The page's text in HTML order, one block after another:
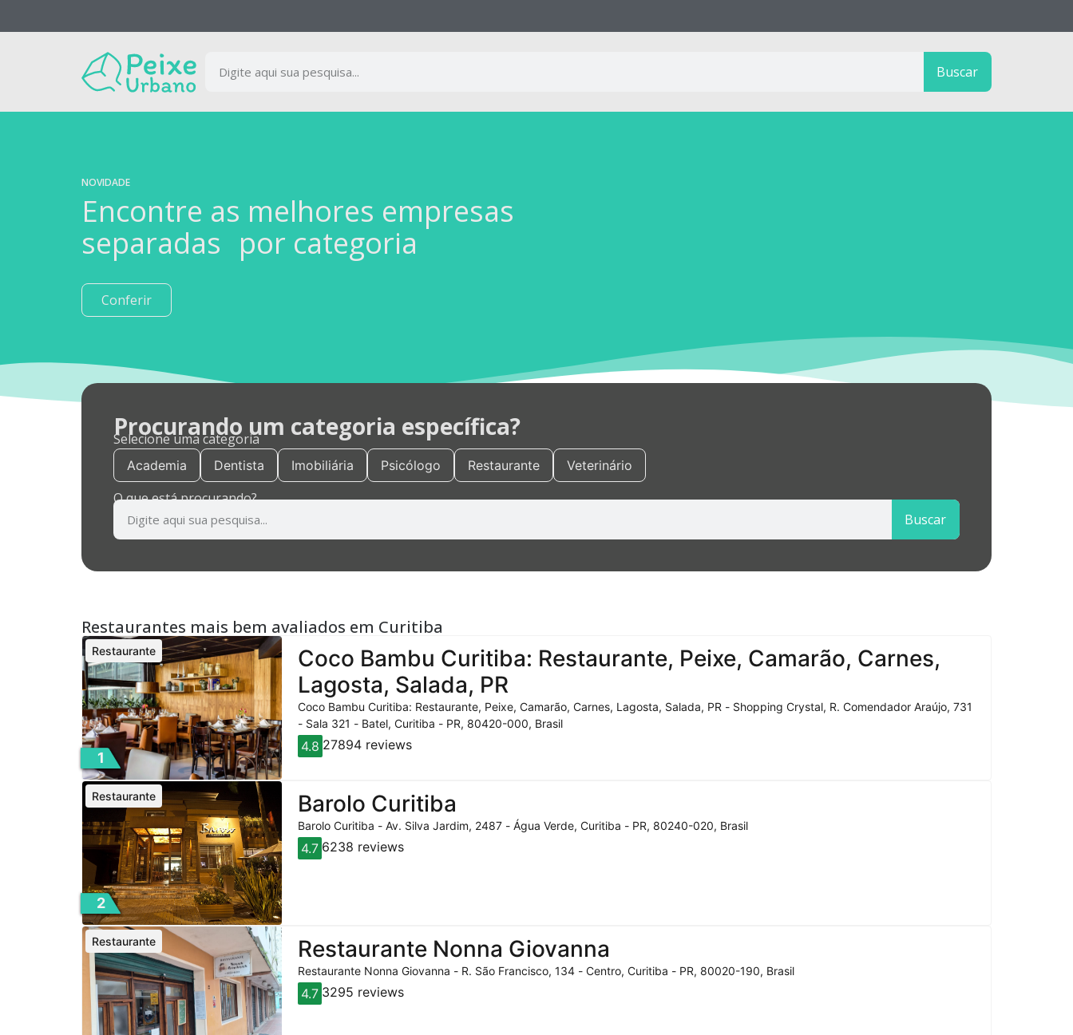
Buscar
NOVIDADE
Encontre as melhores empresas
separadas por categoria
Conferir
Procurando um categoria específica?
Selecione uma categoria
Academia Dentista Imobiliária Psicólogo Restaurante Veterinário
O que está procurando?
Buscar
Restaurantes mais bem avaliados em Curitiba
1
Coco Bambu Curitiba: Restaurante, Peixe, Camarão, Carnes,
Lagosta, Salada, PR
Restaurante
Coco Bambu Curitiba: Restaurante, Peixe, Camarão, Carnes, Lagosta, Salada, PR - Shopping Crystal, R. Comendador Araújo, 731
- Sala 321 - Batel, Curitiba - PR, 80420-000, Brasil
4.8 27894 reviews
2
Barolo Curitiba
Restaurante
Barolo Curitiba - Av. Silva Jardim, 2487 - Água Verde, Curitiba - PR, 80240-020, Brasil
4.7 6238 reviews
Restaurante Nonna Giovanna
Restaurante
Restaurante Nonna Giovanna - R. São Francisco, 134 - Centro, Curitiba - PR, 80020-190, Brasil
4.7 3295 reviews